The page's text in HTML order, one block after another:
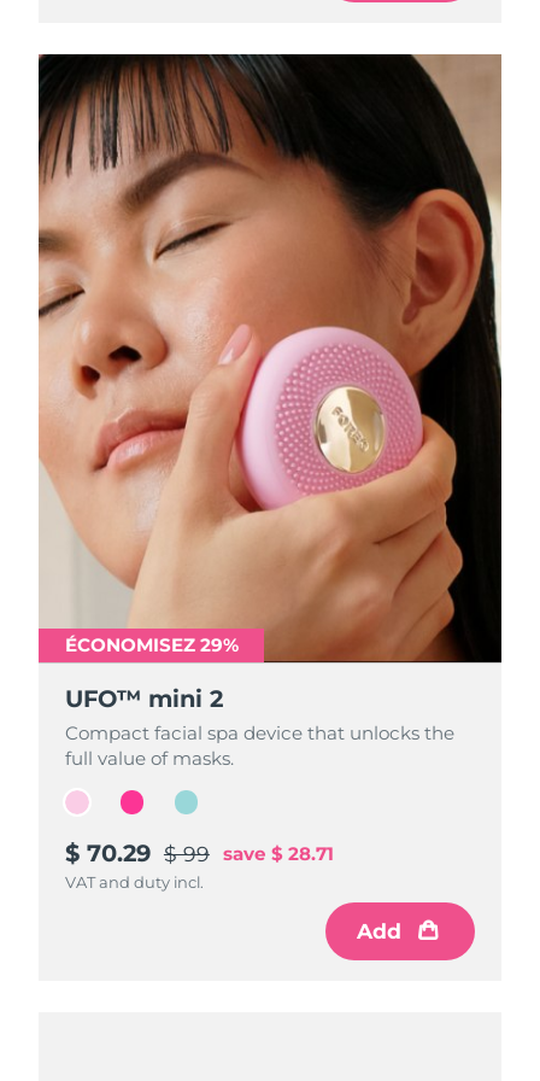
ÉCONOMISEZ 29%
UFO™ mini 2
Compact facial spa device that unlocks the
full value of masks.
$ 70.29 $ 99 save $ 28.71
VAT and duty incl.
Add
ÉCONOMISEZ 29%
UFO™ mini 2
Compact facial spa device that unlocks the
full value of masks.
$ 70.29 $ 99 save $ 28.71
VAT and duty incl.
Add
ÉCONOMISEZ 29%
UFO™ mini 2
Compact facial spa device that unlocks the
full value of masks.
$ 70.29 $ 99 save $ 28.71
VAT and duty incl.
Add